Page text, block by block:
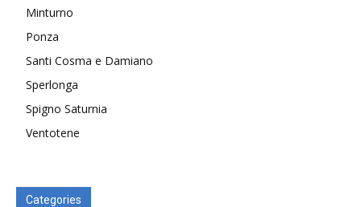
Minturno
Ponza
Santi Cosma e Damiano
Sperlonga
Spigno Saturnia
Ventotene
Categories